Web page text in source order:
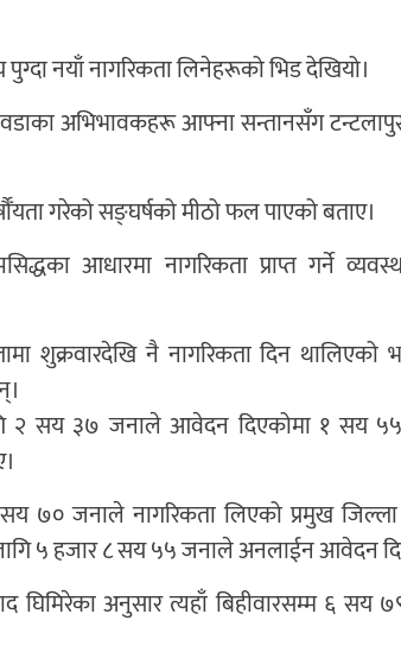
पुग्दा नयाँ नागरिकता लिनेहरूको भिड देखियो।
वडाका अभिभावकहरू आफ्ना सन्तानसँग
गरेको सङ्घर्षको मीठो फल पाएको बताए।
आधारमा नागरिकता प्राप्त गर्ने
शुक्रवारदेखि नै नागरिकता दिन थालिएको
२ सय ३७ जनाले आवेदन दिएकोमा १ सय
७० जनाले नागरिकता लिएको प्रमुख
५ हजार ८ सय ५५ जनाले अनलाईन आवेदन
घिमिरेका अनुसार त्यहाँ बिहीवारसम्म ६ सय